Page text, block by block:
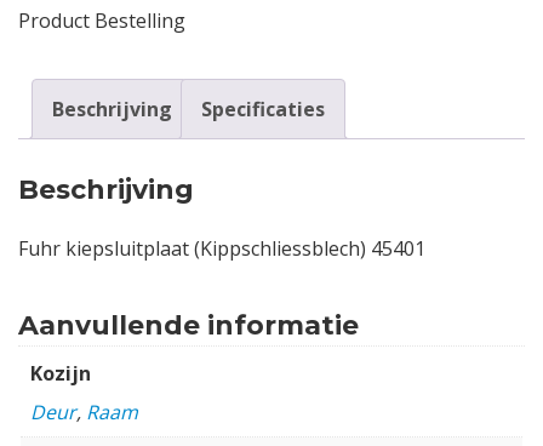
Product Bestelling
Beschrijving Specificaties
Beschrijving
Fuhr kiepsluitplaat (Kippschliessblech) 45401
Aanvullende informatie
Kozijn
Deur, Raam